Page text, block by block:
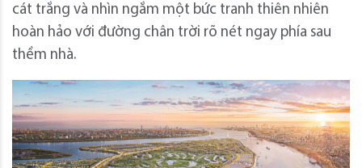
cát trắng và nhìn ngắm một bức tranh thiên nhiên
hoàn hảo với đường chân trời rõ nét ngay phía sau
thềm nhà.